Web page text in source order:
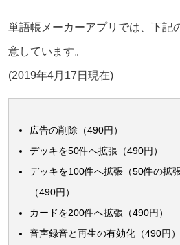
単語帳メーカーアプリでは、下記
意しています。
(2019年4月17日現在)
広告の削除（490円）
デッキを50件へ拡張（490円）
デッキを100件へ拡張（50件の拡
（490円）
カードを200件へ拡張（490円）
音声録音と再生の有効化（490円）